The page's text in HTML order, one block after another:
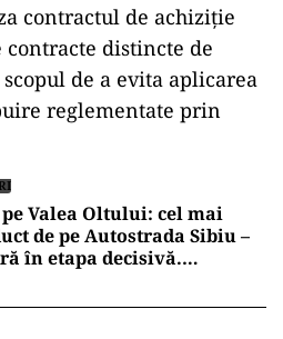
contractul de achiziţie
distincte de
de a evita aplicarea
reglementate prin
Valea Oltului: cel mai
de pe Autostrada Sibiu –
în etapa decisivă.
s-a ajuns cu lucrările